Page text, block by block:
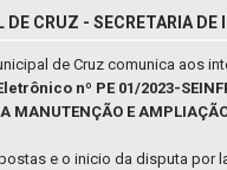
DE CRUZ - SECRETARIA
de Cruz comunica aos
nº PE 01/2023-
MANUTENÇÃO E
e o inicio da disputa por